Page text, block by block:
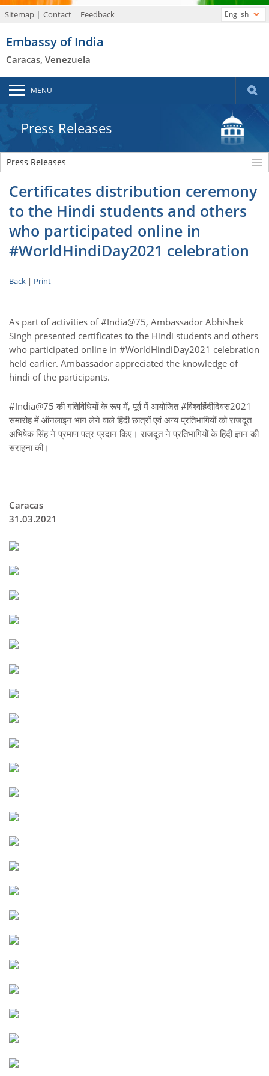
Sitemap Contact Feedback
Embassy of India
Caracas, Venezuela
English
MENU
Press Releases
Press Releases
Certificates distribution ceremony
to the Hindi students and others
who participated online in
#WorldHindiDay2021 celebration
Back | Print
As part of activities of #India@75, Ambassador Abhishek
Singh presented certificates to the Hindi students and others
who participated online in #WorldHindiDay2021 celebration
held earlier. Ambassador appreciated the knowledge of
hindi of the participants.
#India@75 की गतिविधियों के रूप में, पूर्व में आयोजित #विश्वहिंदीदिवस2021
समारोह में ऑनलाइन भाग लेने वाले हिंदी छात्रों एवं अन्य प्रतिभागियों को राजदूत
अभिषेक सिंह ने प्रमाण पत्र प्रदान किए। राजदूत ने प्रतिभागियों के हिंदी ज्ञान की
सराहना की।
Caracas
31.03.2021